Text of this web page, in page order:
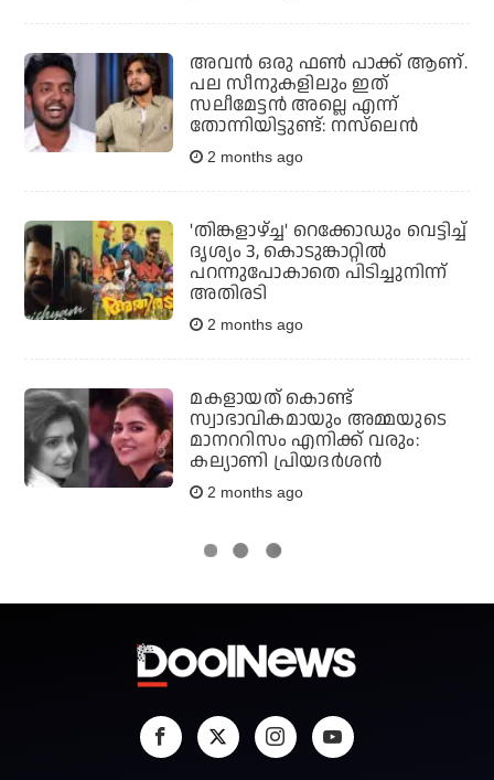
അവൻ ഒരു ഫൺ പാക്ക് ആണ്.
പല സീനുകളിലും ഇത്
സലീമേട്ടൻ അല്ലെ എന്ന്
തോന്നിയിട്ടുണ്ട്: നസ്‌ലെൻ
2 months ago
'തിങ്കളാഴ്ച്ച' റെക്കോഡും വെട്ടിച്ച്
ദൃശ്യം 3, കൊടുങ്കാറ്റില്‍
പറന്നുപോകാതെ പിടിച്ചുനിന്ന്
അതിരടി
2 months ago
മകളായത് കൊണ്ട്
സ്വാഭാവികമായും അമ്മയുടെ
മാനററിസം എനിക്ക് വരും:
കല്യാണി പ്രിയദര്‍ശന്‍
2 months ago